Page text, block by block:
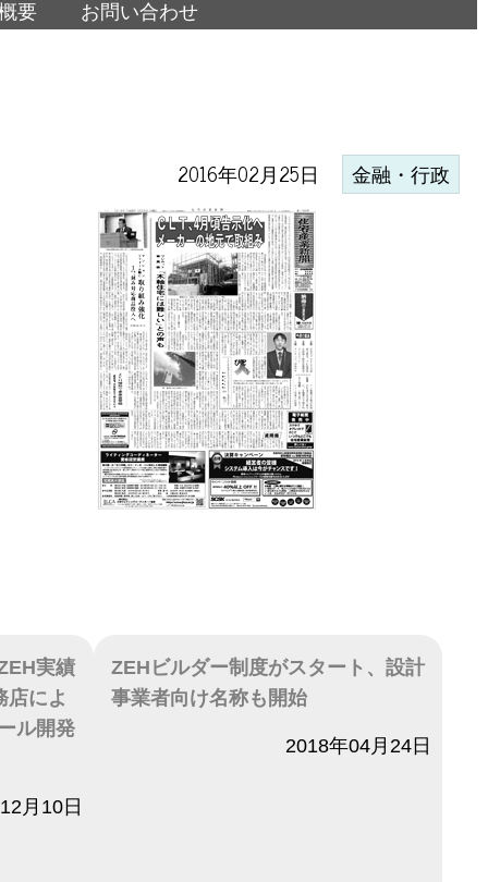
要 お問い合わせ
2016年02月25日 金融・行政
実績
店によ
ル開発
月10日
ZEHビルダー制度がスタート、設計
事業者向け名称も開始
2018年04月24日